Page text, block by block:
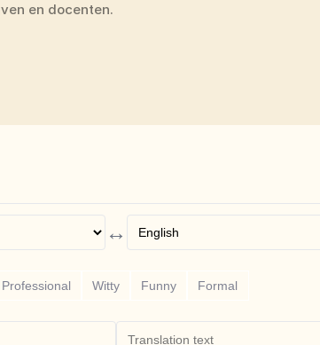
en docenten.
↔
Professional Witty Funny Formal